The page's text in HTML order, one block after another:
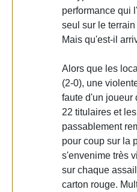
performance qui
seul sur le
Mais qu'est-il
Alors que les
(2-0), une
faute d'un joueur
22 titulaires et
passablement
pour coup sur la
s'envenime très
sur chaque
carton rouge.